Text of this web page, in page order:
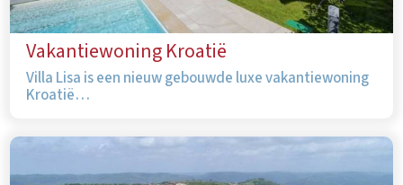
Vakantiewoning Kroatië
Villa Lisa is een nieuw gebouwde luxe vakantiewoning
Kroatië…